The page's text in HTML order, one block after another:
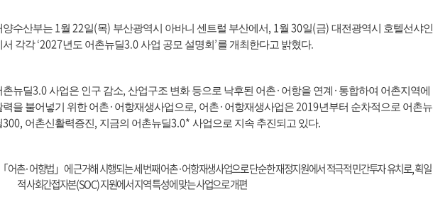
양수산부는 1월 22일(목) 부산광역시 아바니 센트럴 부산에서, 1월 30일(금) 대전광역시 호텔선샤인
서 각각‘2027년도 어촌뉴딜3.0사업 공모 설명회 ’를 개최한다고 밝혔다.
촌뉴딜3.0사업은 인구 감소, 산업구조 변화 등으로 낙후된 어촌· 어항을 연계 · 통합하여 어촌지역에
력을 불어넣기 위한 어촌· 어항재생사업으로, 어촌· 어항재생사업은2019년부터 순차적으로 어촌뉴
300, 어촌신활력증진 , 지금의 어촌뉴딜3.0* 사업으로 지속 추진되고 있다.
어촌·어항법」 에 근거해 시행되는 세 번째 어촌·어항재생사업으로 단순한 재정지원에서 적극적 민간투자 유치로,획일
적 사회간접자본(SOC)지원에서 지역 특성에 맞는 사업으로 개편